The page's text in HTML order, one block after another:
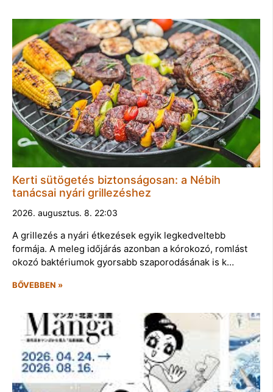
Kerti sütögetés biztonságosan: a Nébih
tanácsai nyári grillezéshez
2026. augusztus. 8. 22:03
A grillezés a nyári étkezések egyik legkedveltebb
formája. A meleg időjárás azonban a kórokozó, romlást
okozó baktériumok gyorsabb szaporodásának is k…
BŐVEBBEN »